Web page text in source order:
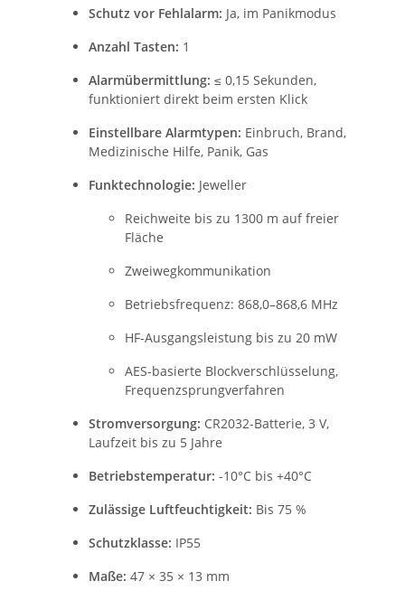
Schutz vor Fehlalarm: Ja, im Panikmodus
Anzahl Tasten: 1
Alarmübermittlung: ≤ 0,15 Sekunden,
funktioniert direkt beim ersten Klick
Einstellbare Alarmtypen: Einbruch, Brand,
Medizinische Hilfe, Panik, Gas
Funktechnologie: Jeweller
Reichweite bis zu 1300 m auf freier
Fläche
Zweiwegkommunikation
Betriebsfrequenz: 868,0–868,6 MHz
HF-Ausgangsleistung bis zu 20 mW
AES-basierte Blockverschlüsselung,
Frequenzsprungverfahren
Stromversorgung: CR2032-Batterie, 3 V,
Laufzeit bis zu 5 Jahre
Betriebstemperatur: -10°C bis +40°C
Zulässige Luftfeuchtigkeit: Bis 75 %
Schutzklasse: IP55
Maße: 47 × 35 × 13 mm